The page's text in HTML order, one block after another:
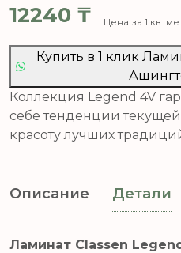
12240 ₸
Текущая цена:
Цена за 1 кв.
Купить в 1 клик
Коллекция Legend 4V
себе тенденции
красоту лучших
Описание Детали
Ламинат Classen